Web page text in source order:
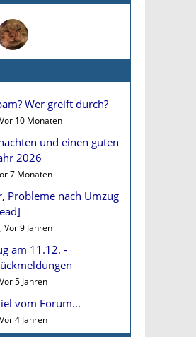
Wer greift durch?
10 Monaten
und einen guten
2026
7 Monaten
Probleme nach Umzug
Vor 9 Jahren
am 11.12. -
5 Jahren
vom Forum...
4 Jahren